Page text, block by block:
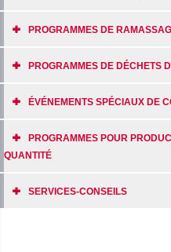
PROGRAMMES DE
PROGRAMMES DE DÉCHETS
ÉVÉNEMENTS SPÉCIAUX DE
PROGRAMMES POUR
QUANTITÉ
SERVICES-CONSEILS